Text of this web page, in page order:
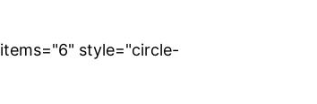
style="circle-